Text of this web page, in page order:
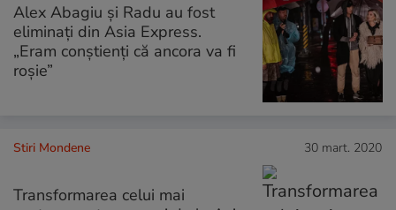
Alex Abagiu și Radu au fost
eliminați din Asia Express.
„Eram conștienți că ancora va fi
roșie”
Stiri Mondene 30 mart. 2020
Transformarea celui mai